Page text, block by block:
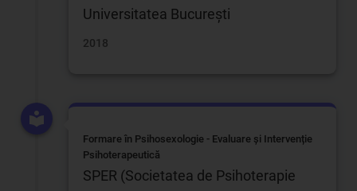
Universitatea București
2018
Formare în Psihosexologie - Evaluare și Intervenție
Psihoterapeutică
SPER (Societatea de Psihoterapie